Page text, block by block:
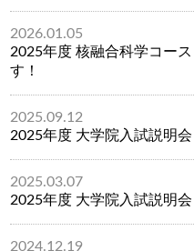
2026.01.05
2025年度 核融合科学コー
す！
2025.09.12
2025年度 大学院入試説明
2025.03.07
2025年度 大学院入試説明
2024.12.19